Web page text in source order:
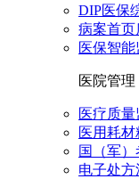
DIP医保
病案首页
医保智
医院管理
医疗质
医用耗
国（军
电子处